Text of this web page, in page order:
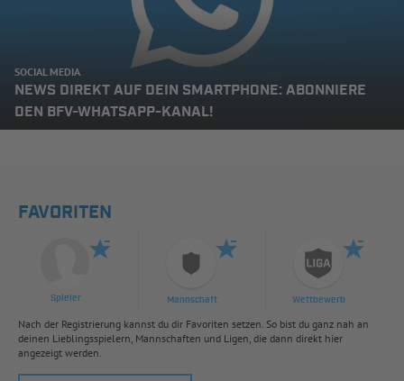
SOCIAL MEDIA
NEWS DIREKT AUF DEIN SMARTPHONE: ABONNIERE
DEN BFV-WHATSAPP-KANAL!
FAVORITEN
Spieler Mannschaft Wettbewerb
Nach der Registrierung kannst du dir Favoriten setzen. So bist du ganz nah an
deinen Lieblingsspielern, Mannschaften und Ligen, die dann direkt hier
angezeigt werden.